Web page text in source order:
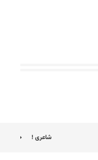
شاعری !